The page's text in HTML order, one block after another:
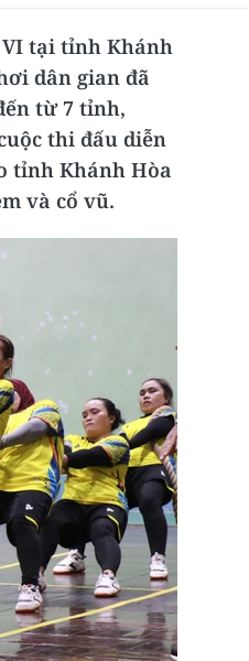
tại tỉnh Khánh
dân gian đã
từ 7 tỉnh,
thi đấu diễn
tỉnh Khánh Hòa
và cổ vũ.